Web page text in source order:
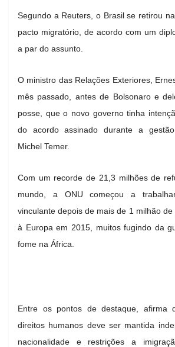
Segundo a Reuters, o Brasil se retirou
pacto migratório, de acordo com um
a par do assunto.
O ministro das Relações Exteriores,
mês passado, antes de Bolsonaro e
posse, que o novo governo tinha
do acordo assinado durante a
Michel Temer.
Com um recorde de 21,3 milhões de
mundo, a ONU começou a
vinculante depois de mais de 1 milhão
à Europa em 2015, muitos fugindo da
fome na África.
Entre os pontos de destaque, afirma
direitos humanos deve ser mantida
nacionalidade e restrições a